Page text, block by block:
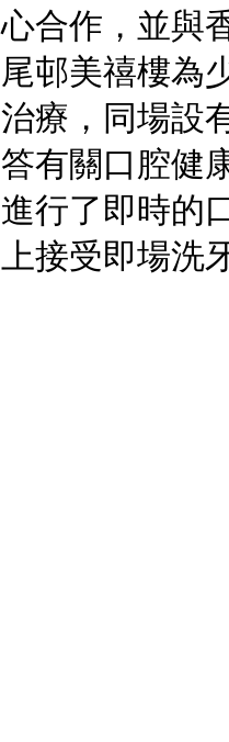
心合作，並與
尾邨美禧樓為
治療，同場設
答有關口腔健
進行了即時的
上接受即場洗